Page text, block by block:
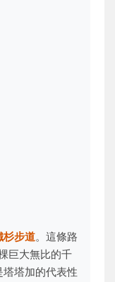
杉步道。這條路
巨大無比的千
塔加的代表性